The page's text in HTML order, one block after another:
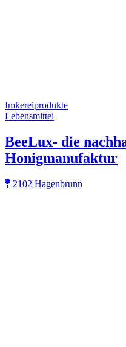
Imkereiprodukte
Lebensmittel
BeeLux- die
Honigmanufaktur
2102 Hagenbrunn